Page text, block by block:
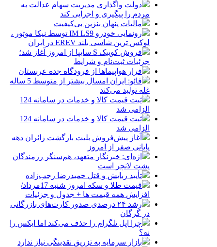
دولت واگذاری مدیریت سهام عدالت به
مردم را پیگیری و اجرایی کند
مالیات پنهان بنزین بی‌کیفیت
رونمایی خودرو IM LS9 توسط نیکا موتور ،
لوکس ترین شاسی بلند EREV در ایران
فروش کوییک S سایپا از امروز آغاز شد؛
جزئیات ثبت‌نام و شرایط
فرار هواپیماها از فرودگاه جده عربستان
فائو: ایران امسال بیشتر از متوسط 5 ساله
غله تولید می‌کند
ثبت قیمت کالا و خدمات در سامانه 124
الزامی شد
ثبت قیمت کالا و خدمات در سامانه 124
الزامی شد
آغاز پیش‌فروش بلیت بازگشت زائران دهه
پایانی صفر از امروز
اژه‌ای: خبرنگار متعهد، هم‌سنگر رزمندگان
پشت لانچر است
تأیید ربایش و قتل حمیدرضا رجب‌زاده
قیمت طلا و سکه امروز شنبه 17مرداد/
افزایش همه قیمت ها + جدول و جزئیات
رشد ۲۴ درصدی صدور کارت‌های بازرگانی
در گرگان
چرا اپل تلگرام را حذف می‌کند اما ایکس را
نه؟
بازار سرمایه به تزریق نقدینگی نیاز ندارد